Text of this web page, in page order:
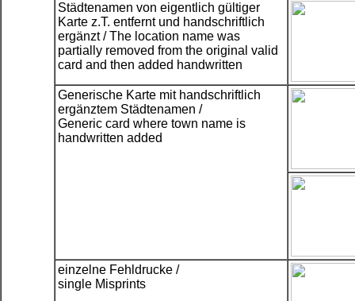
Städtenamen von eigentlich gültiger
Karte z.T. entfernt und handschriftlich
ergänzt / The location name was
partially removed from the original valid
card and then added handwritten
Generische Karte mit handschriftlich
ergänztem Städtenamen /
Generic card where town name is
handwritten added
einzelne Fehldrucke /
single Misprints